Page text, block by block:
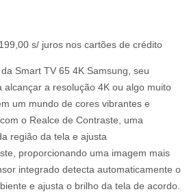
s/ juros nos cartões de crédito
Smart TV 65 4K Samsung, seu
alcançar a resolução 4K ou algo muito
um mundo de cores vibrantes e
o Realce de Contraste, uma
região da tela e ajusta
proporcionando uma imagem mais
integrado detecta automaticamente o
e ajusta o brilho da tela de acordo.